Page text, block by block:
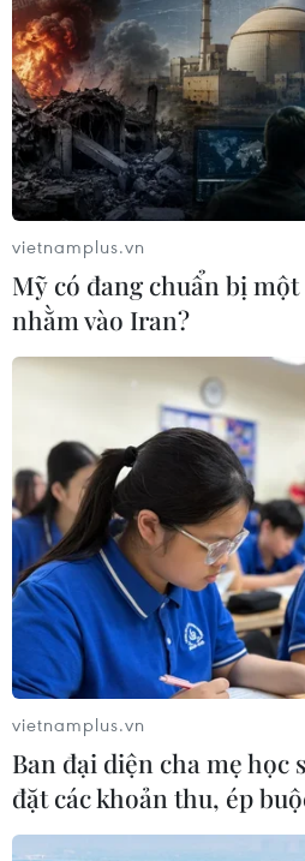
vietnamplus.vn
Mỹ có đang chuẩn bị
nhằm vào Iran?
vietnamplus.vn
Ban đại diện cha mẹ học
đặt các khoản thu, ép